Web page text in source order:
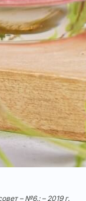
­– №6.: – 2019 г.